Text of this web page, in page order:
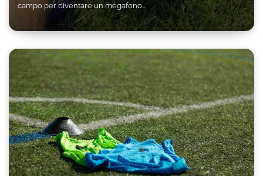
campo per diventare un megafono…